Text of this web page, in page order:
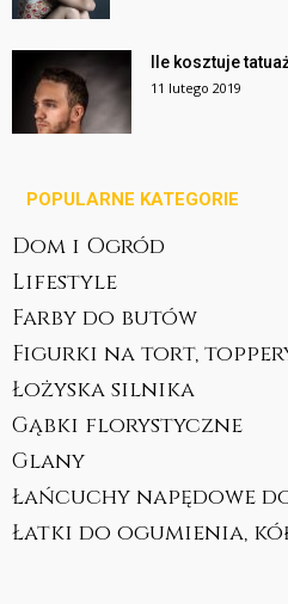
Ile kosztuje
11 lutego 2019
POPULARNE KATEGORIE
Dom i Ogród
Lifestyle
Farby do butów
Figurki na tort,
Łożyska silnika
Gąbki florystyczne
Glany
Łańcuchy napędowe
Łatki do ogumienia,